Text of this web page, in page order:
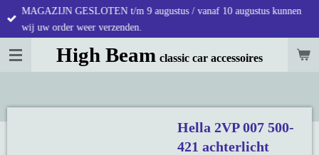
Ga
direct
naar
de
High Beam classic car accessoires
MAGAZIJN GESLOTEN t/m 9 augustus / vanaf 10 augustus kunnen
wij uw order weer verzenden.
Hella 2VP 007 500-
421 achterlicht